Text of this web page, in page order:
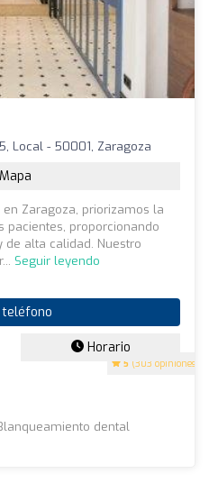
5 (303 opiniones)
Local - 50001, Zaragoza
Mapa
Zaragoza, priorizamos la
pacientes, proporcionando
de alta calidad. Nuestro
Seguir leyendo
teléfono
Horario
dental